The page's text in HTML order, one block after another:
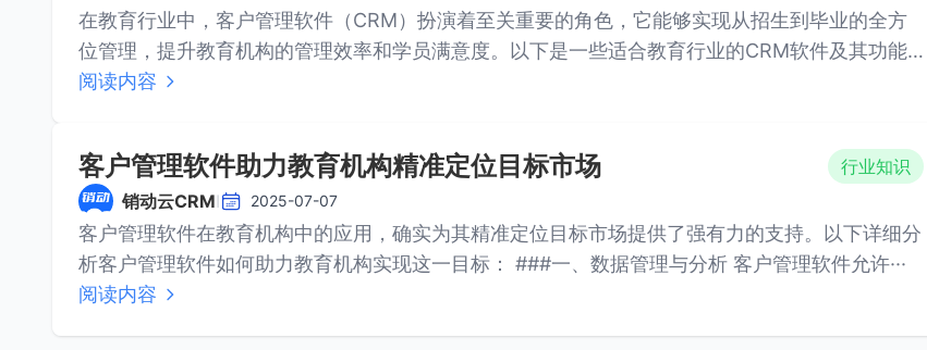
在教育行业中，客户管理软件（CRM）扮演着至关重要的角色，它能够实现从招生到毕业的全方
位管理，提升教育机构的管理效率和学员满意度。以下是一些适合教育行业的CRM软件及其功能
特点： ···
阅读内容
客户管理软件助力教育机构精准定位目标市场
行业知识
销动云CRMI 2025-07-07
客户管理软件在教育机构中的应用，确实为其精准定位目标市场提供了强有力的支持。以下详细分
析客户管理软件如何助力教育机构实现这一目标： ###一、数据管理与分析 客户管理软件允许···
阅读内容